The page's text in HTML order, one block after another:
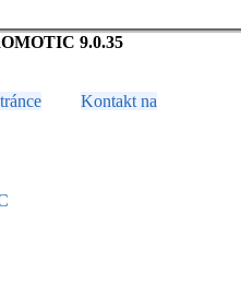
9.0.35
Kontakt na